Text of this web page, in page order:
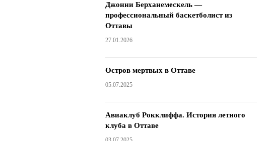
Джонни Берханемескель —
профессиональный баскетболист из
Оттавы
27.01.2026
Остров мертвых в Оттаве
05.07.2025
Авиаклуб Рокклиффа. История летного
клуба в Оттаве